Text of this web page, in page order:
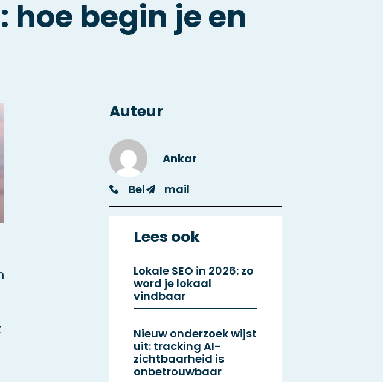
hoe begin je en
Auteur
Ankar
Bel mail
Lees ook
Lokale SEO in 2026: zo
word je lokaal
vindbaar
Nieuw onderzoek wijst
uit: tracking AI-
zichtbaarheid is
onbetrouwbaar